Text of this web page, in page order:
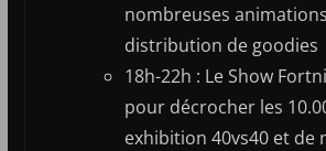
nombreuses
distribution de goodies
18h-22h : Le Show
pour décrocher les
exhibition 40vs40 et de